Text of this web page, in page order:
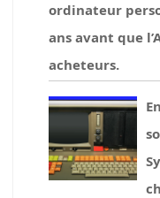
ordinateur
ans avant que
acheteurs.